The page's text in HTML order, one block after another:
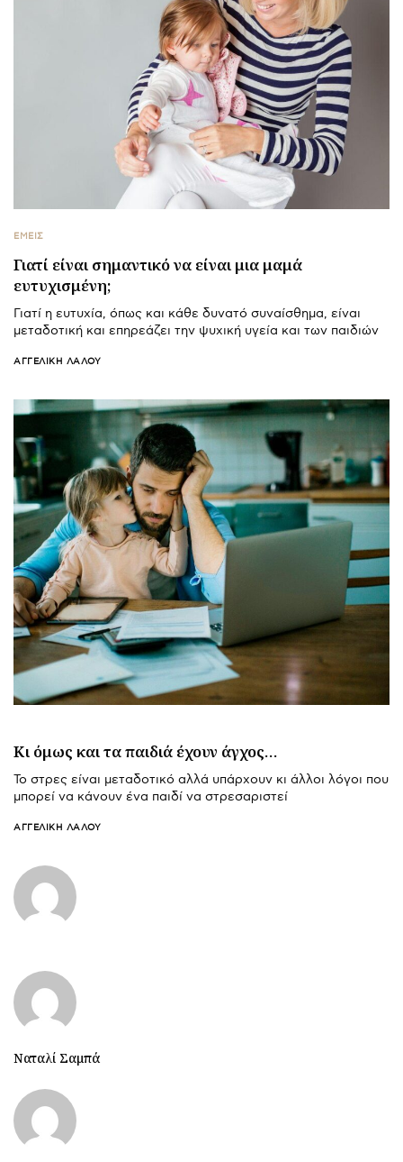
ΕΜΕΙΣ
Γιατί είναι σημαντικό να είναι μια μαμά
ευτυχισμένη;
Γιατί η ευτυχία, όπως και κάθε δυνατό συναίσθημα, είναι
μεταδοτική και επηρεάζει την ψυχική υγεία και των παιδιών
ΑΓΓΕΛΙΚΉ ΛΆΛΟΥ
Κι όμως και τα παιδιά έχουν άγχος…
Το στρες είναι μεταδοτικό αλλά υπάρχουν κι άλλοι λόγοι που
μπορεί να κάνουν ένα παιδί να στρεσαριστεί
ΑΓΓΕΛΙΚΉ ΛΆΛΟΥ
Ναταλί Σαμπά